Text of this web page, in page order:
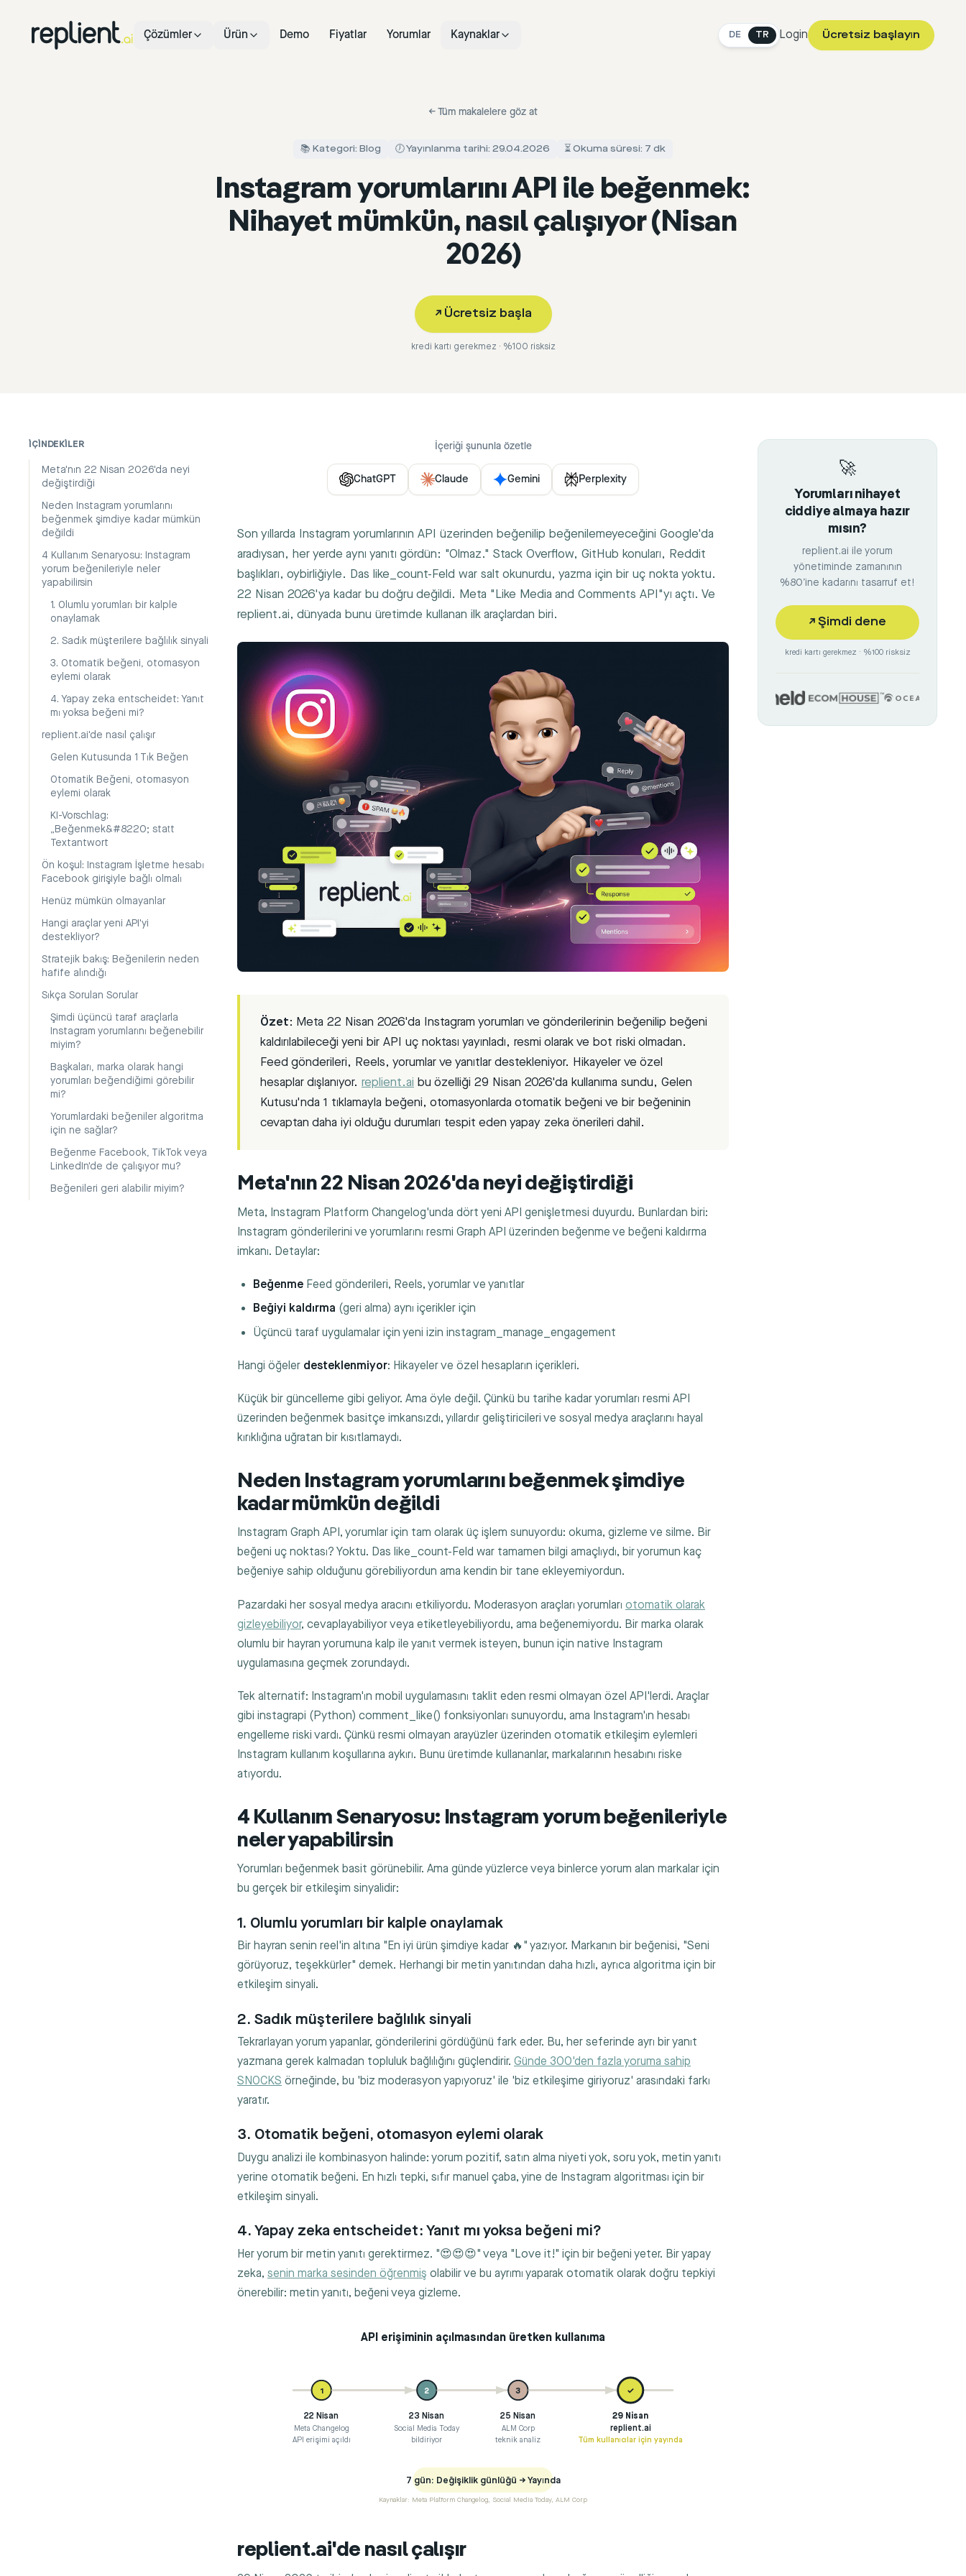
Çözümler Ürün Demo Fiyatlar Yorumlar Kaynaklar DE TR Login Ücretsiz başlayın
←Tüm makalelere göz at
📚 Kategori: Blog 🕖 Yayınlanma tarihi: 29.04.2026 ⏳ Okuma süresi: 7 dk
Instagram yorumlarını API ile beğenmek:
Nihayet mümkün, nasıl çalışıyor (Nisan
2026)
↗ Ücretsiz başla
kredi kartı gerekmez · %100 risksiz
İÇINDEKILER
Meta'nın 22 Nisan 2026'da neyi
değiştirdiği
Neden Instagram yorumlarını
beğenmek şimdiye kadar mümkün
değildi
4 Kullanım Senaryosu: Instagram
yorum beğenileriyle neler
yapabilirsin
1. Olumlu yorumları bir kalple
onaylamak
2. Sadık müşterilere bağlılık sinyali
3. Otomatik beğeni, otomasyon
eylemi olarak
4. Yapay zeka entscheidet: Yanıt
mı yoksa beğeni mi?
replient.ai'de nasıl çalışır
Gelen Kutusunda 1 Tık Beğen
Otomatik Beğeni, otomasyon
eylemi olarak
KI-Vorschlag:
„Beğenmek&#8220; statt
Textantwort
Ön koşul: Instagram İşletme hesabı
Facebook girişiyle bağlı olmalı
Henüz mümkün olmayanlar
Hangi araçlar yeni API'yi
destekliyor?
Stratejik bakış: Beğenilerin neden
hafife alındığı
Sıkça Sorulan Sorular
Şimdi üçüncü taraf araçlarla
Instagram yorumlarını beğenebilir
miyim?
Başkaları, marka olarak hangi
yorumları beğendiğimi görebilir
mi?
Yorumlardaki beğeniler algoritma
için ne sağlar?
Beğenme Facebook, TikTok veya
LinkedIn'de de çalışıyor mu?
Beğenileri geri alabilir miyim?
İçeriği şununla özetle
ChatGPT Claude Gemini Perplexity
Son yıllarda Instagram yorumlarının API üzerinden beğenilip beğenilemeyeceğini Google'da
aradıysan, her yerde aynı yanıtı gördün: "Olmaz." Stack Overflow, GitHub konuları, Reddit
başlıkları, oybirliğiyle. Das like_count-Feld war salt okunurdu, yazma için bir uç nokta yoktu.
22 Nisan 2026'ya kadar bu doğru değildi. Meta "Like Media and Comments API"yı açtı. Ve
replient.ai, dünyada bunu üretimde kullanan ilk araçlardan biri.
Özet: Meta 22 Nisan 2026'da Instagram yorumları ve gönderilerinin beğenilip beğeni
kaldırılabileceği yeni bir API uç noktası yayınladı, resmi olarak ve bot riski olmadan.
Feed gönderileri, Reels, yorumlar ve yanıtlar destekleniyor. Hikayeler ve özel
hesaplar dışlanıyor. replient.ai bu özelliği 29 Nisan 2026'da kullanıma sundu, Gelen
Kutusu'nda 1 tıklamayla beğeni, otomasyonlarda otomatik beğeni ve bir beğeninin
cevaptan daha iyi olduğu durumları tespit eden yapay zeka önerileri dahil.
Meta'nın 22 Nisan 2026'da neyi değiştirdiği
Meta, Instagram Platform Changelog'unda dört yeni API genişletmesi duyurdu. Bunlardan biri:
Instagram gönderilerini ve yorumlarını resmi Graph API üzerinden beğenme ve beğeni kaldırma
imkanı. Detaylar:
Beğenme Feed gönderileri, Reels, yorumlar ve yanıtlar
Beğiyi kaldırma (geri alma) aynı içerikler için
Üçüncü taraf uygulamalar için yeni izininstagram_manage_engagement
Hangi öğeler desteklenmiyor: Hikayeler ve özel hesapların içerikleri.
Küçük bir güncelleme gibi geliyor. Ama öyle değil. Çünkü bu tarihe kadar yorumları resmi API
üzerinden beğenmek basitçe imkansızdı, yıllardır geliştiricileri ve sosyal medya araçlarını hayal
kırıklığına uğratan bir kısıtlamaydı.
Neden Instagram yorumlarını beğenmek şimdiye
kadar mümkün değildi
Instagram Graph API, yorumlar için tam olarak üç işlem sunuyordu: okuma, gizleme ve silme. Bir
beğeni uç noktası? Yoktu. Das like_count-Feld war tamamen bilgi amaçlıydı, bir yorumun kaç
beğeniye sahip olduğunu görebiliyordun ama kendin bir tane ekleyemiyordun.
Pazardaki her sosyal medya aracını etkiliyordu. Moderasyon araçları yorumları otomatik olarak
gizleyebiliyor, cevaplayabiliyor veya etiketleyebiliyordu, ama beğenemiyordu. Bir marka olarak
olumlu bir hayran yorumuna kalp ile yanıt vermek isteyen, bunun için native Instagram
uygulamasına geçmek zorundaydı.
Tek alternatif: Instagram'ın mobil uygulamasını taklit eden resmi olmayan özel API'lerdi. Araçlar
gibi instagrapi (Python) comment_like() fonksiyonları sunuyordu, ama Instagram'ın hesabı
engelleme riski vardı. Çünkü resmi olmayan arayüzler üzerinden otomatik etkileşim eylemleri
Instagram kullanım koşullarına aykırı. Bunu üretimde kullananlar, markalarının hesabını riske
atıyordu.
4 Kullanım Senaryosu: Instagram yorum beğenileriyle
neler yapabilirsin
Yorumları beğenmek basit görünebilir. Ama günde yüzlerce veya binlerce yorum alan markalar için
bu gerçek bir etkileşim sinyalidir:
1. Olumlu yorumları bir kalple onaylamak
Bir hayran senin reel'in altına "En iyi ürün şimdiye kadar 🔥" yazıyor. Markanın bir beğenisi, "Seni
görüyoruz, teşekkürler" demek. Herhangi bir metin yanıtından daha hızlı, ayrıca algoritma için bir
etkileşim sinyali.
2. Sadık müşterilere bağlılık sinyali
Tekrarlayan yorum yapanlar, gönderilerini gördüğünü fark eder. Bu, her seferinde ayrı bir yanıt
yazmana gerek kalmadan topluluk bağlılığını güçlendirir. Günde 300'den fazla yoruma sahip
SNOCKS örneğinde, bu 'biz moderasyon yapıyoruz' ile 'biz etkileşime giriyoruz' arasındaki farkı
yaratır.
3. Otomatik beğeni, otomasyon eylemi olarak
Duygu analizi ile kombinasyon halinde: yorum pozitif, satın alma niyeti yok, soru yok, metin yanıtı
yerine otomatik beğeni. En hızlı tepki, sıfır manuel çaba, yine de Instagram algoritması için bir
etkileşim sinyali.
4. Yapay zeka entscheidet: Yanıt mı yoksa beğeni mi?
Her yorum bir metin yanıtı gerektirmez. "😍😍😍" veya "Love it!" için bir beğeni yeter. Bir yapay
zeka, senin marka sesinden öğrenmiş olabilir ve bu ayrımı yaparak otomatik olarak doğru tepkiyi
önerebilir: metin yanıtı, beğeni veya gizleme.
API erişiminin açılmasından üretken kullanıma
1
22 Nisan
Meta Changelog
API erişimi açıldı
2
23 Nisan
Social Media Today
bildiriyor
3
25 Nisan
ALM Corp
teknik analiz
✓
29 Nisan
replient.ai
Tüm kullanıcılar için yayında
7 gün: Değişiklik günlüğü → Yayında
Kaynaklar: Meta Platform Changelog, Social Media Today, ALM Corp
replient.ai'de nasıl çalışır
🚀
Yorumları nihayet
ciddiye almaya hazır
mısın?
replient.ai ile yorum
yönetiminde zamanının
%80’ine kadarını tasarruf et!
↗ Şimdi dene
kredi kartı gerekmez · %100 risksiz